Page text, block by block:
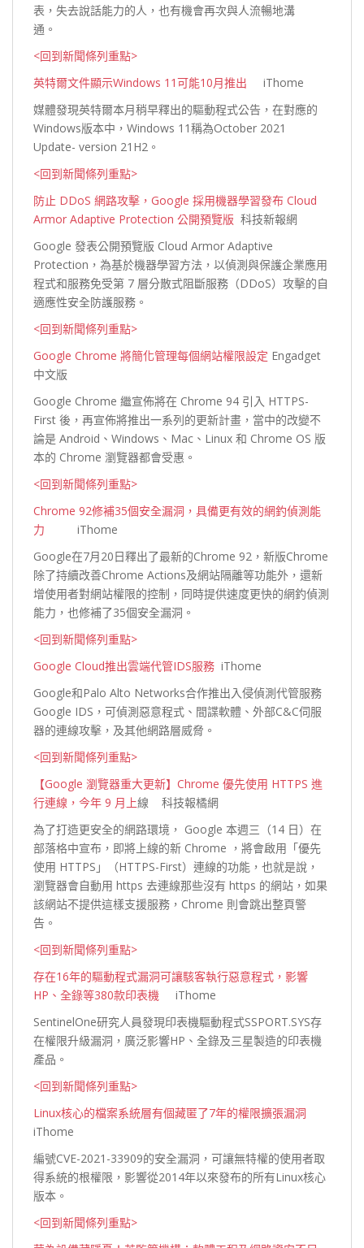
表，失去說話能力的人，也有機會再次與人流暢地溝
通。
<回到新聞條列重點>
英特爾文件顯示Windows 11可能10月推出 iThome
媒體發現英特爾本月稍早釋出的驅動程式公告，在對應的
Windows版本中，Windows 11稱為October 2021
Update- version 21H2。
<回到新聞條列重點>
防止 DDoS 網路攻擊，Google 採用機器學習發布 Cloud
Armor Adaptive Protection 公開預覽版 科技新報網
Google 發表公開預覽版 Cloud Armor Adaptive
Protection，為基於機器學習方法，以偵測與保護企業應用
程式和服務免受第 7 層分散式阻斷服務（DDoS）攻擊的自
適應性安全防護服務。
<回到新聞條列重點>
Google Chrome 將簡化管理每個網站權限設定 Engadget
中文版
Google Chrome 繼宣佈將在 Chrome 94 引入 HTTPS-
First 後，再宣佈將推出一系列的更新計畫，當中的改變不
論是 Android、Windows、Mac、Linux 和 Chrome OS 版
本的 Chrome 瀏覽器都會受惠。
<回到新聞條列重點>
Chrome 92修補35個安全漏洞，具備更有效的網釣偵測能
力 iThome
Google在7月20日釋出了最新的Chrome 92，新版Chrome
除了持續改善Chrome Actions及網站隔離等功能外，還新
增使用者對網站權限的控制，同時提供速度更快的網釣偵測
能力，也修補了35個安全漏洞。
<回到新聞條列重點>
Google Cloud推出雲端代管IDS服務 iThome
Google和Palo Alto Networks合作推出入侵偵測代管服務
Google IDS，可偵測惡意程式、間諜軟體、外部C&C伺服
器的連線攻擊，及其他網路層威脅。
<回到新聞條列重點>
【Google 瀏覽器重大更新】Chrome 優先使用 HTTPS 進
行連線，今年 9 月上線 科技報橘網
為了打造更安全的網路環境， Google 本週三（14 日）在
部落格中宣布，即將上線的新 Chrome ，將會啟用「優先
使用 HTTPS」（HTTPS-First）連線的功能，也就是說，
瀏覽器會自動用 https 去連線那些沒有 https 的網站，如果
該網站不提供這樣支援服務，Chrome 則會跳出整頁警
告。
<回到新聞條列重點>
存在16年的驅動程式漏洞可讓駭客執行惡意程式，影響
HP、全錄等380款印表機 iThome
SentinelOne研究人員發現印表機驅動程式SSPORT.SYS存
在權限升級漏洞，廣泛影響HP、全錄及三星製造的印表機
產品。
<回到新聞條列重點>
Linux核心的檔案系統層有個藏匿了7年的權限擴張漏洞
iThome
編號CVE-2021-33909的安全漏洞，可讓無特權的使用者取
得系統的根權限，影響從2014年以來發布的所有Linux核心
版本。
<回到新聞條列重點>